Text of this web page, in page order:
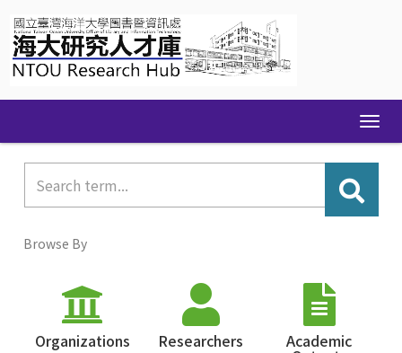
navigation
Browse By
Organizations Researchers Academic